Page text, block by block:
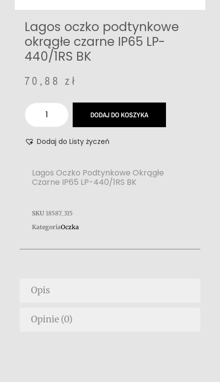
Lagos oczko podtynkowe
okrągłe czarne IP65 LP-
440/1RS BK
70,88zł
DODAJ DO KOSZYKA
Dodaj do Listy życzeń
Lagos Oczko Podtynkowe Okrągłe
Czarne IP65 LP-440/1RS BK
SKU 18587_315
KategoriaOczka
Opis
Opinie (0)